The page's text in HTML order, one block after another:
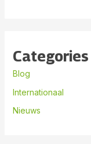
Categories
Blog
Internationaal
Nieuws